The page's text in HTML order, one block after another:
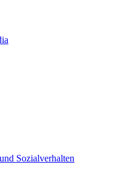
Sozialverhalten